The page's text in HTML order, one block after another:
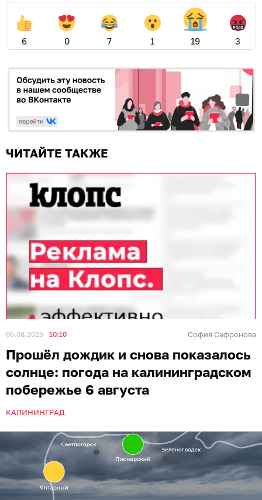
6 0 7 1 19 3
ЧИТАЙТЕ ТАКЖЕ
06.08.2026 10:10 София Сафронова
Прошёл дождик и снова показалось
солнце: погода на калининградском
побережье 6 августа
КАЛИНИНГРАД